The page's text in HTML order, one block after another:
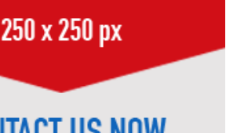
শতকোটি টাকার দুর্নীতির অভিযোগে অভিযুক্ত
পুলিশ কর্মকর্তা সাভার থানার ওসি পদে
ডোমারে গণঅভ্যুত্থানের ২য় বার্ষিকীতে ১১
দলের গণমিছিল ও আলোচনা সভা